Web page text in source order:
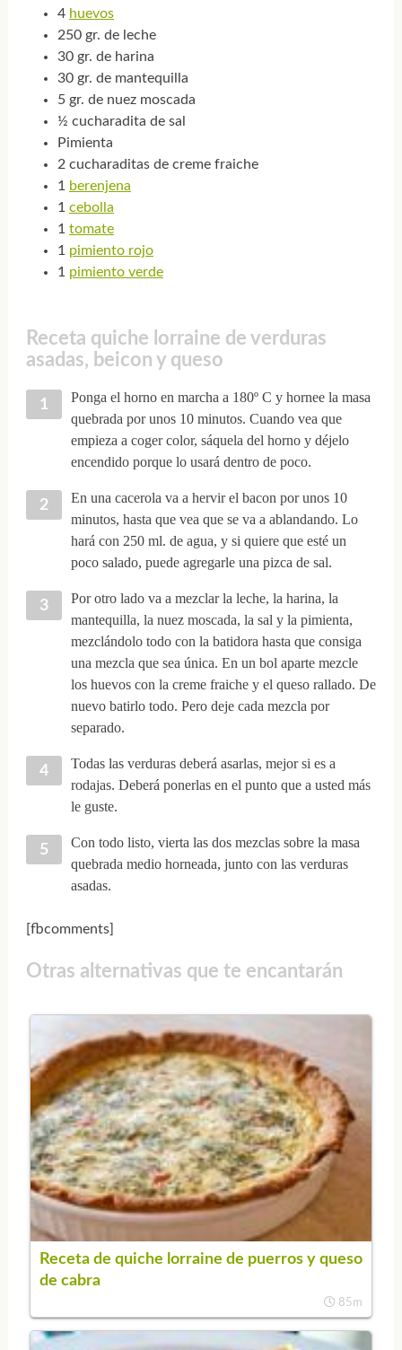
4 huevos
250 gr. de leche
30 gr. de harina
30 gr. de mantequilla
5 gr. de nuez moscada
½ cucharadita de sal
Pimienta
2 cucharaditas de creme fraiche
1
berenjena
1 cebolla
1 tomate
1 pimiento rojo
1 pimiento verde
Receta quiche lorraine de verduras
asadas, beicon y queso
Ponga el horno en marcha a 180º C y hornee la masa
quebrada por unos 10 minutos. Cuando vea que
empieza a coger color, sáquela del horno y déjelo
encendido porque lo usará dentro de poco.
En una cacerola va a hervir el bacon por unos 10
minutos, hasta que vea que se va a ablandando. Lo
hará con 250 ml. de agua, y si quiere que esté un
poco salado, puede agregarle una pizca de sal.
Por otro lado va a mezclar la leche, la harina, la
mantequilla, la nuez moscada, la sal y la pimienta,
mezclándolo todo con la batidora hasta que consiga
una mezcla que sea única. En un bol aparte mezcle
los huevos con la creme fraiche y el queso rallado. De
nuevo batirlo todo. Pero deje cada mezcla por
separado.
Todas las verduras deberá asarlas, mejor si es a
rodajas. Deberá ponerlas en el punto que a usted más
le guste.
Con todo listo, vierta las dos mezclas sobre la masa
quebrada medio horneada, junto con las verduras
asadas.
[fbcomments]
Otras alternativas que te encantarán
Receta de quiche lorraine de puerros y queso
de cabra
85m